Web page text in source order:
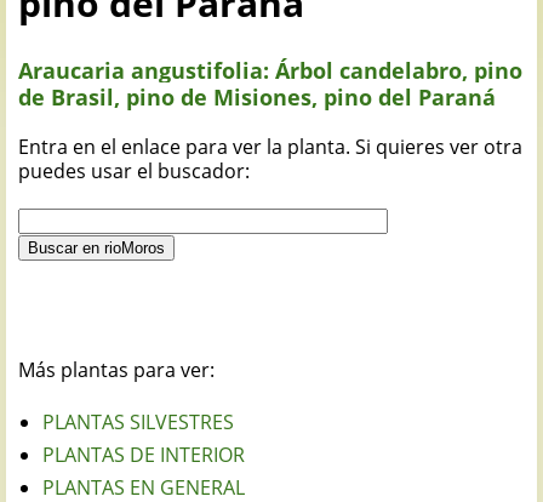
Araucaria angustifolia: Árbol candelabro, pino
de Brasil, pino de Misiones, pino del Paraná
Entra en el enlace para ver la planta. Si quieres ver otra
puedes usar el buscador:
Más plantas para ver:
PLANTAS SILVESTRES
PLANTAS DE INTERIOR
PLANTAS EN GENERAL